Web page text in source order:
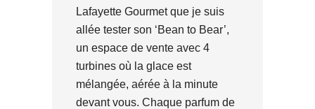
Lafayette Gourmet que je suis
allée tester son ‘Bean to Bear’,
un espace de vente avec 4
turbines où la glace est
mélangée, aérée à la minute
devant vous. Chaque parfum de